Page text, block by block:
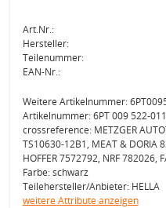
Art.Nr.:
Hersteller:
Teilenummer:
EAN-Nr.:
Weitere Artikelnummer:
Artikelnummer: 6PT 009 522-011
crossreference: METZGER
TS10630-12B1, MEAT & DORIA
HOFFER 7572792, NRF 782026,
Farbe: schwarz
Teilehersteller/Anbieter: HELLA
weitere Attribute anzeigen